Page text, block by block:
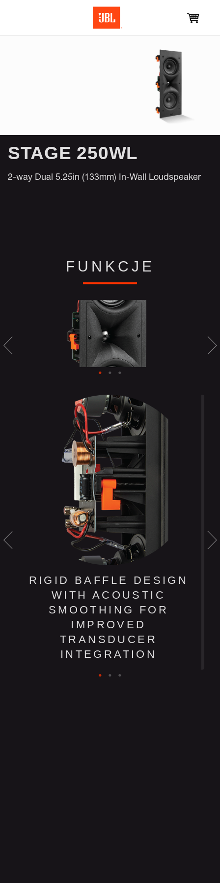
STAGE 250WL
2-way Dual 5.25in (133mm) In-Wall Loudspeaker
FUNKCJE
DOME WITH HIGH-
DEFINITION IMAGING
(HDI™) WAVEGUIDE
RIGID BAFFLE DESIGN
WITH ACOUSTIC
SMOOTHING FOR
IMPROVED
TRANSDUCER
INTEGRATION